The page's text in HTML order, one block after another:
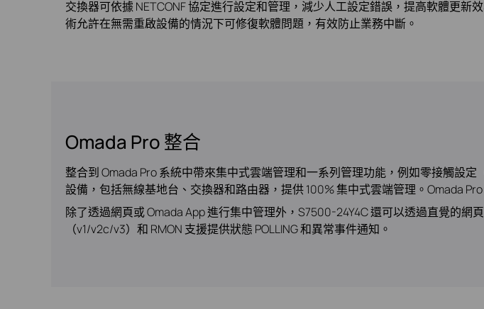
交換器可依據 NETCONF 協定進行設定和管理，減少人工設定錯誤，提高軟體更
術允許在無需重啟設備的情況下可修復軟體問題，有效防止業務中斷。
Omada Pro 整合
整合到 Omada Pro 系統中帶來集中式雲端管理和一系列管理功能，例如零接觸設定
設備，包括無線基地台、交換器和路由器，提供 100% 集中式雲端管理。Omada
除了透過網頁或 Omada App 進行集中管理外，S7500-24Y4C 還可以透過直覺的網
（v1/v2c/v3）和 RMON 支援提供狀態 POLLING 和異常事件通知。